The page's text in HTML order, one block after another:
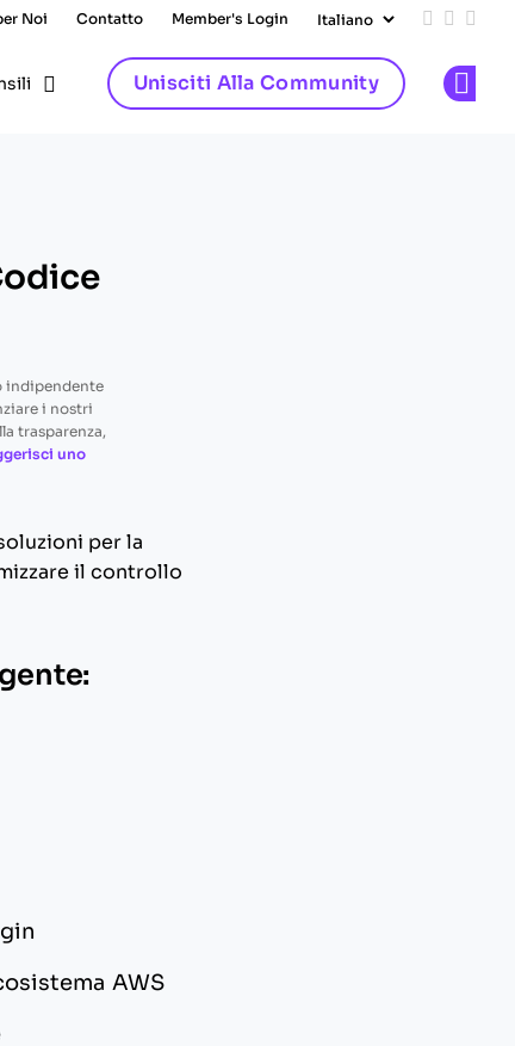
Noi Contatto Member's Login Add us
Follow
Unisciti Alla Community
indipendente
i nostri
trasparenza,
uno
per la
il controllo
AWS